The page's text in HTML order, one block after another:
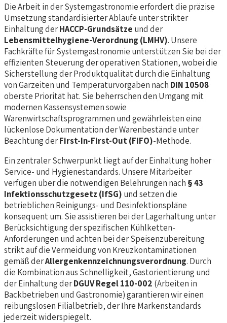
Die Arbeit in der Systemgastronomie erfordert die präzise
Umsetzung standardisierter Abläufe unter strikter
Einhaltung derHACCP-Grundsätze und der
Lebensmittelhygiene-Verordnung (LMHV). Unsere
Fachkräfte für Systemgastronomie unterstützen Sie bei der
effizienten Steuerung der operativen Stationen, wobei die
Sicherstellung der Produktqualität durch die Einhaltung
von Garzeiten und Temperaturvorgaben nach DIN 10508
oberste Priorität hat. Sie beherrschen den Umgang mit
modernen Kassensystemen sowie
Warenwirtschaftsprogrammen und gewährleisten eine
lückenlose Dokumentation der Warenbestände unter
Beachtung derFirst-In-First-Out (FIFO)-Methode.
Ein zentraler Schwerpunkt liegt auf der Einhaltung hoher
Service- und Hygienestandards. Unsere Mitarbeiter
verfügen über die notwendigen Belehrungen nach § 43
Infektionsschutzgesetz (IfSG) und setzen die
betrieblichen Reinigungs- und Desinfektionspläne
konsequent um. Sie assistieren bei der Lagerhaltung unter
Berücksichtigung der spezifischen Kühlketten-
Anforderungen und achten bei der Speisenzubereitung
strikt auf die Vermeidung von Kreuzkontaminationen
gemäß derAllergenkennzeichnungsverordnung. Durch
die Kombination aus Schnelligkeit, Gastorientierung und
der Einhaltung derDGUV Regel 110-002 (Arbeiten in
Backbetrieben und Gastronomie) garantieren wir einen
reibungslosen Filialbetrieb, der Ihre Markenstandards
jederzeit widerspiegelt.